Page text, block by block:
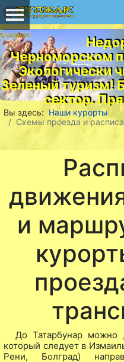
Черноморском
Экологически
Зеленый туризм!
сектор.
Вы здесь: Наши курорты
Схемы проезда и
и
До Татарбунар можно
который следует в
Рени, Болград)